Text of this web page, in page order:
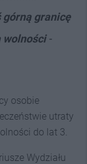
górną granicę
wolności-
osobie
utraty
do lat 3.
Wydziału